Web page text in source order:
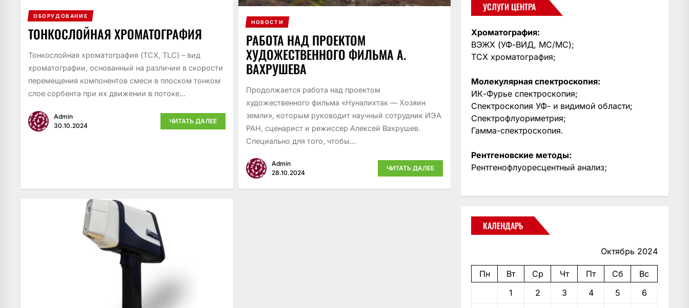
ОБОРУДОВАНИЕ
ТОНКОСЛОЙНАЯ ХРОМАТОГРАФИЯ
Тонкослойная хроматография (ТСХ, TLC) – вид
хроматографии, основанный на различии в скорости
перемещения компонентов смеси в плоском тонком
слое сорбента при их движении в потоке...
Admin
30.10.2024
ЧИТАТЬ ДАЛЕЕ
НОВОСТИ
РАБОТА НАД ПРОЕКТОМ
ХУДОЖЕСТВЕННОГО ФИЛЬМА А.
ВАХРУШЕВА
Продолжается работа над проектом
художественного фильма «Нуналихтак — Хозяин
земли», которым руководит научный сотрудник ИЭА
РАН, сценарист и режиссер Алексей Вахрушев.
Специально для того, чтобы...
Admin
28.10.2024
ЧИТАТЬ ДАЛЕЕ
УСЛУГИ ЦЕНТРА
Хроматография:
ВЭЖХ (УФ-ВИД, МС/МС);
ТСХ хроматография;
Молекулярная спектроскопия:
ИК-Фурье спектроскопия;
Спектроскопия УФ- и видимой области;
Спектрофлуориметрия;
Гамма-спектроскопия.
Рентгеновские методы:
Рентгенофлуоресцентный анализ;
КАЛЕНДАРЬ
Октябрь 2024
Пн Вт Ср Чт Пт Сб
Вс
1
2 3 4 5 6